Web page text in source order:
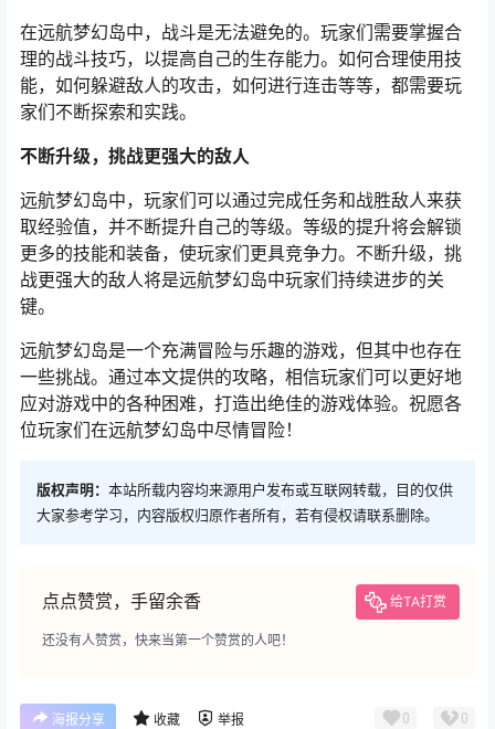
在远航梦幻岛中，战斗是无法避免的。玩家们需要掌握合
理的战斗技巧，以提高自己的生存能力。如何合理使用技
能，如何躲避敌人的攻击，如何进行连击等等，都需要玩
家们不断探索和实践。
不断升级，挑战更强大的敌人
远航梦幻岛中，玩家们可以通过完成任务和战胜敌人来获
取经验值，并不断提升自己的等级。等级的提升将会解锁
更多的技能和装备，使玩家们更具竞争力。不断升级，挑
战更强大的敌人将是远航梦幻岛中玩家们持续进步的关
键。
远航梦幻岛是一个充满冒险与乐趣的游戏，但其中也存在
一些挑战。通过本文提供的攻略，相信玩家们可以更好地
应对游戏中的各种困难，打造出绝佳的游戏体验。祝愿各
位玩家们在远航梦幻岛中尽情冒险！
版权声明： 本站所载内容均来源用户发布或互联网转载，目的仅供
大家参考学习，内容版权归原作者所有，若有侵权请联系删除。
点点赞赏，手留余香 给TA打赏
还没有人赞赏，快来当第一个赞赏的人吧！
海报分享 收藏 举报 0 0